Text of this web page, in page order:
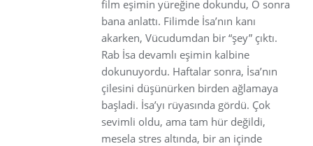
film eşimin yüreğine dokundu, O sonra
bana anlattı. Filimde İsa’nın kanı
akarken, Vücudumdan bir “şey” çıktı.
Rab İsa devamlı eşimin kalbine
dokunuyordu. Haftalar sonra, İsa’nın
çilesini düşünürken birden ağlamaya
başladi. İsa’yı rüyasında gördü. Çok
sevimli oldu, ama tam hür değildi,
mesela stres altında, bir an içinde